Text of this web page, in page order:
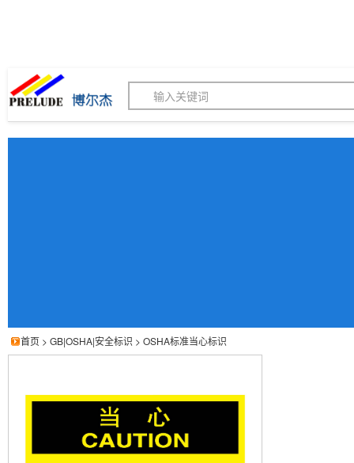
博尔杰PTS - 工业标识解
首页 > GB|OSHA|安全标识 > OSHA标准当心标识
博尔杰 叉车安全指示牌